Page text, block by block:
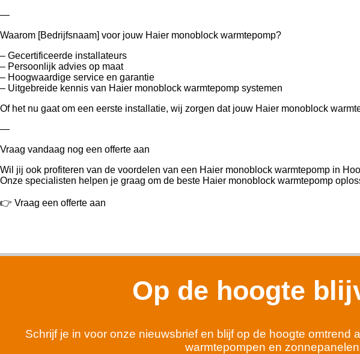
—
Waarom [Bedrijfsnaam] voor jouw Haier monoblock warmtepomp?
– Gecertificeerde installateurs
– Persoonlijk advies op maat
– Hoogwaardige service en garantie
– Uitgebreide kennis van Haier monoblock warmtepomp systemen
Of het nu gaat om een eerste installatie, wij zorgen dat jouw Haier monoblock
—
Vraag vandaag nog een offerte aan
Wil jij ook profiteren van de voordelen van een Haier monoblock warmtepomp in
Onze specialisten helpen je graag om de beste Haier monoblock warmtepomp
👉 Vraag een offerte aan
Op de hoogte
Schrijf je in voor onze nieuwsbrief en blijf op de hoogte omtrend
warmtepompen en